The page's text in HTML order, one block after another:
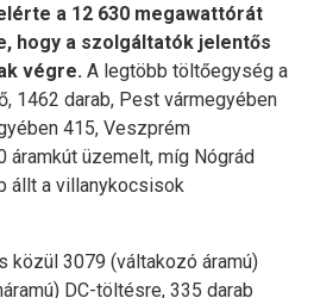
a 12 630 megawattórát
hogy a szolgáltatók jelentős
végre. A legtöbb töltőegység a
1462 darab, Pest vármegyében
415, Veszprém
áramkút üzemelt, míg Nógrád
állt a villanykocsisok
közül 3079 (váltakozó áramú)
DC-töltésre, 335 darab